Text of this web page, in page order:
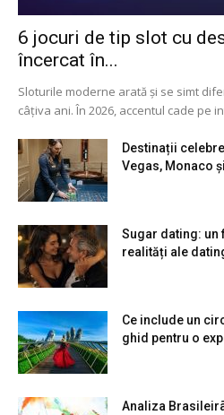
6 jocuri de tip slot cu
încercat în...
Sloturile moderne arată și se simt
câțiva ani. În 2026, accentul cade pe
Destinații
Vegas, Monaco
Sugar dating: un
realități ale
Ce include un
ghid pentru o
Analiza